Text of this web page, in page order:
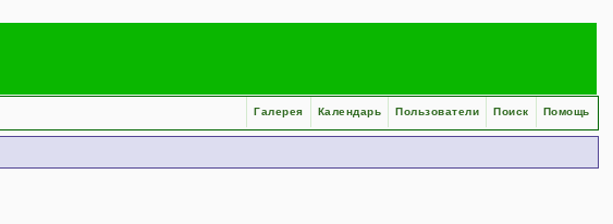
Помощь
Поиск
Пользователи
Календарь
Галерея